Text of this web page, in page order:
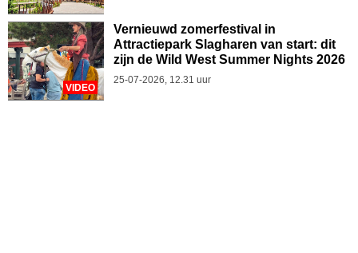
VIDEO
Vernieuwd zomerfestival in
Attractiepark Slagharen van start: dit
zijn de Wild West Summer Nights 2026
25-07-2026, 12.31 uur